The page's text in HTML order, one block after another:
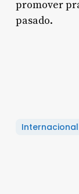
promover
pasado.
Internacional